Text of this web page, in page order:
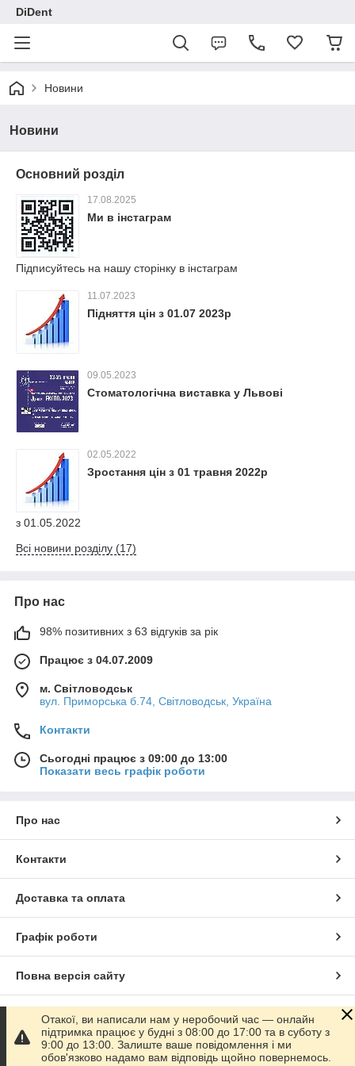
DiDent
Новини
Новини
Основний розділ
17.08.2025
Ми в інстаграм
Підписуйтесь на нашу сторінку в інстаграм
11.07.2023
Підняття цін з 01.07 2023р
09.05.2023
Стоматологічна виставка у Львові
02.05.2022
Зростання цін з 01 травня 2022р
з 01.05.2022
Всі новини розділу (17)
Про нас
98% позитивних з 63 відгуків за рік
Працює з 04.07.2009
м. Світловодськ
вул. Приморська б.74, Світловодськ, Україна
Контакти
Сьогодні працює з 09:00 до 13:00
Показати весь графік роботи
Про нас
Контакти
Доставка та оплата
Графік роботи
Повна версія сайту
Сайт створено на маркетплейсі Prom.ua
Політика конфіденційності
Отакої, ви написали нам у неробочий час — онлайн
підтримка працює у будні з 08:00 до 17:00 та в суботу з
9:00 до 13:00. Залиште ваше повідомлення і ми
обов'язково надамо вам відповідь щойно повернемось.